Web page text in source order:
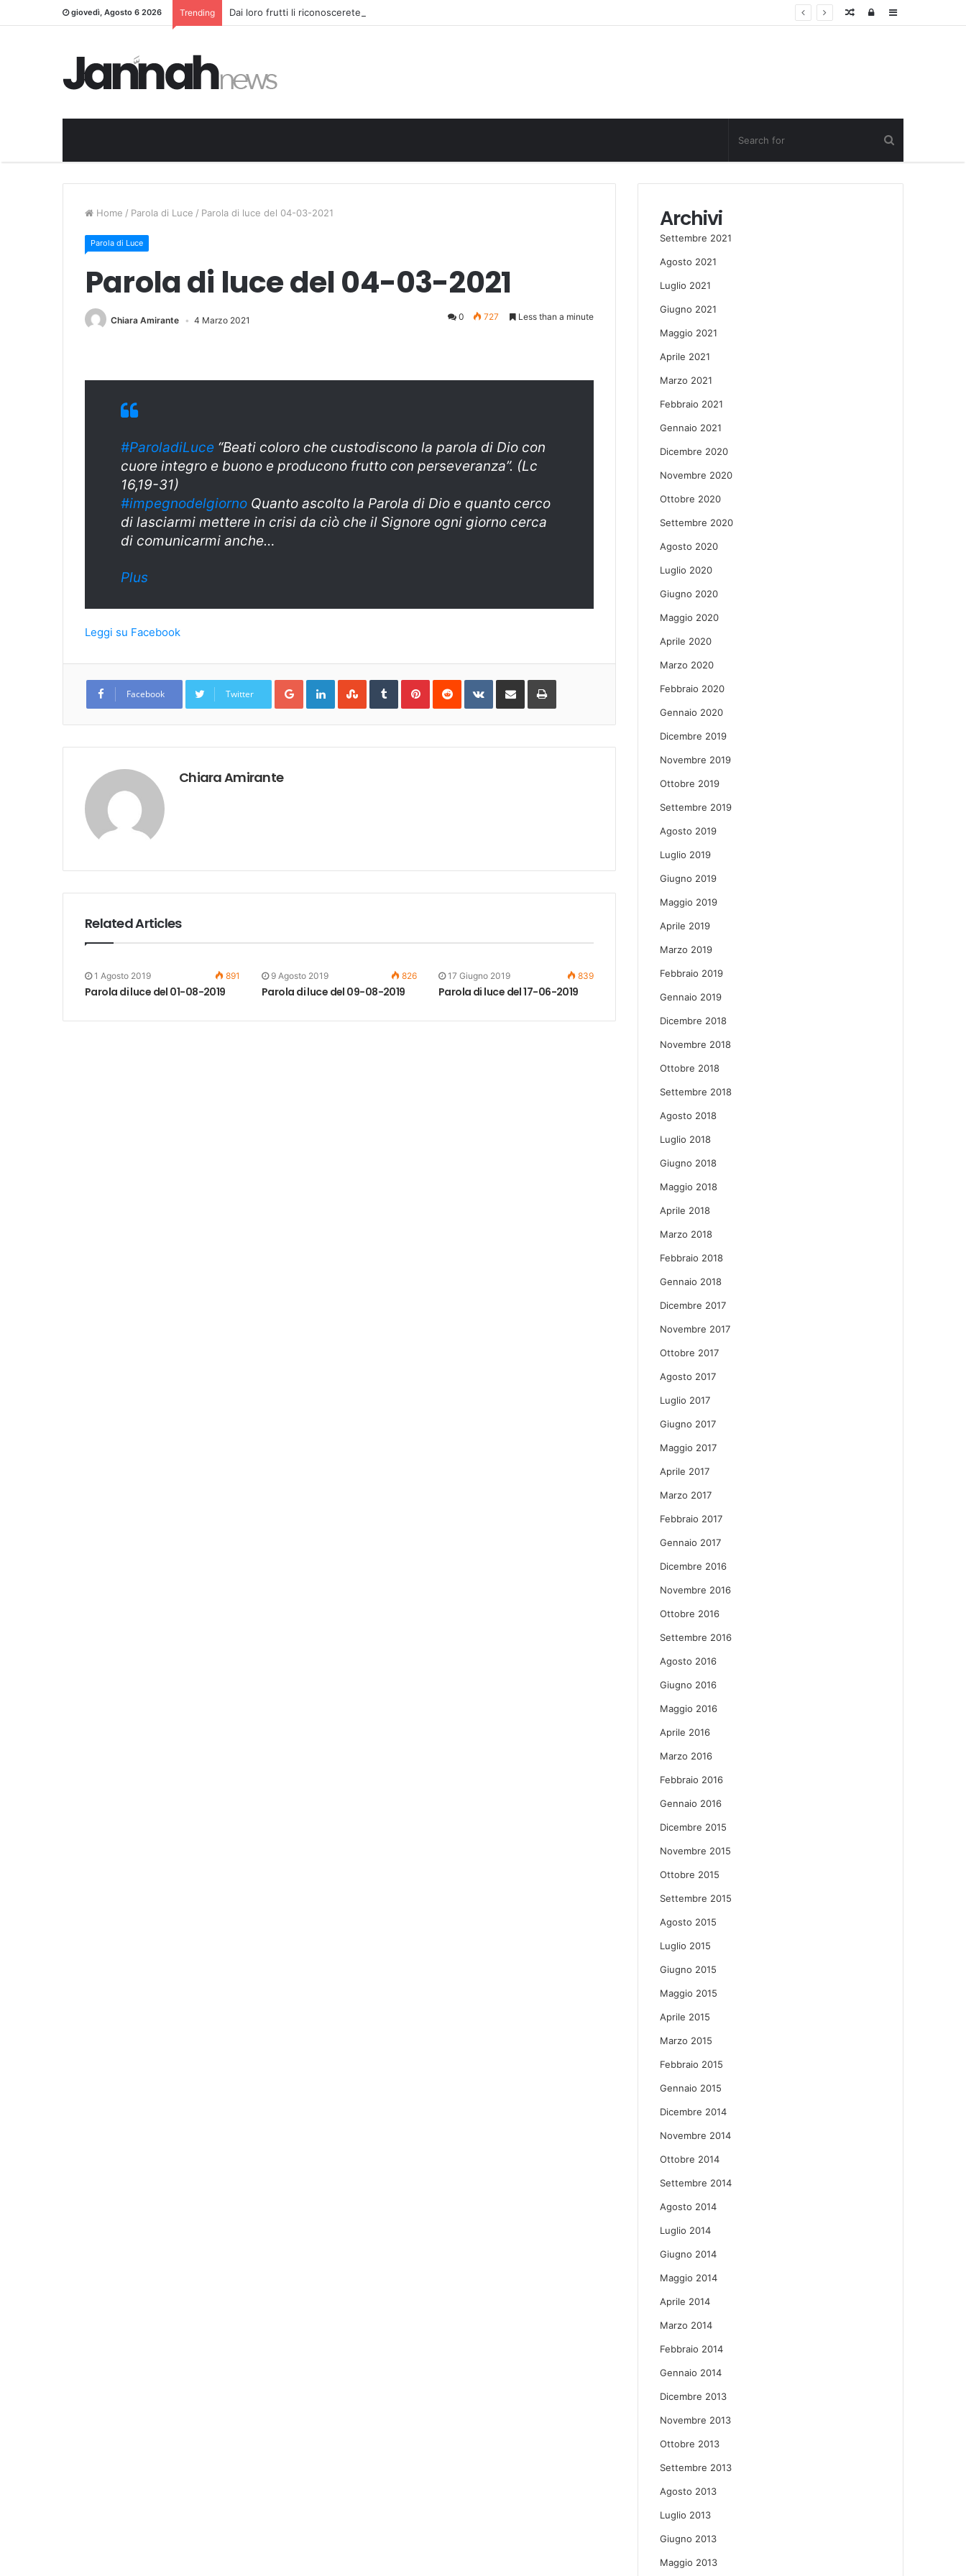
giovedì, Agosto 6 2026 Trending Dai loro frutti li riconoscerete Sidebar
Log
Random
Home / Parola di Luce / Parola di luce del 04-03-2021
Parola di Luce
Parola di luce del 04-03-2021
Chiara Amirante 4 Marzo 2021 0 727 Less than a minute
#ParoladiLuce “Beati coloro che custodiscono la parola di Dio con
cuore integro e buono e producono frutto con perseveranza”. (Lc
16,19-31)
#impegnodelgiorno Quanto ascolto la Parola di Dio e quanto cerco
di lasciarmi mettere in crisi da ciò che il Signore ogni giorno cerca
di comunicarmi anche…
Plus
Leggi su Facebook
Facebook Twitter
Google+LinkedInStumbleUpon
TumblrPinterestReddit VKontakteShare
Email
Print
Chiara Amirante
Related Articles
1 Agosto 2019 891
Parola di luce del 01-08-2019
9 Agosto 2019 826
Parola di luce del 09-08-2019
17 Giugno 2019 839
Parola di luce del 17-06-2019
Archivi
Settembre 2021
Agosto 2021
Luglio 2021
Giugno 2021
Maggio 2021
Aprile 2021
Marzo 2021
Febbraio 2021
Gennaio 2021
Dicembre 2020
Novembre 2020
Ottobre 2020
Settembre 2020
Agosto 2020
Luglio 2020
Giugno 2020
Maggio 2020
Aprile 2020
Marzo 2020
Febbraio 2020
Gennaio 2020
Dicembre 2019
Novembre 2019
Ottobre 2019
Settembre 2019
Agosto 2019
Luglio 2019
Giugno 2019
Maggio 2019
Aprile 2019
Marzo 2019
Febbraio 2019
Gennaio 2019
Dicembre 2018
Novembre 2018
Ottobre 2018
Settembre 2018
Agosto 2018
Luglio 2018
Giugno 2018
Maggio 2018
Aprile 2018
Marzo 2018
Febbraio 2018
Gennaio 2018
Dicembre 2017
Novembre 2017
Ottobre 2017
Agosto 2017
Luglio 2017
Giugno 2017
Maggio 2017
Aprile 2017
Marzo 2017
Febbraio 2017
Gennaio 2017
Dicembre 2016
Novembre 2016
Ottobre 2016
Settembre 2016
Agosto 2016
Giugno 2016
Maggio 2016
Aprile 2016
Marzo 2016
Febbraio 2016
Gennaio 2016
Dicembre 2015
Novembre 2015
Ottobre 2015
Settembre 2015
Agosto 2015
Luglio 2015
Giugno 2015
Maggio 2015
Aprile 2015
Marzo 2015
Febbraio 2015
Gennaio 2015
Dicembre 2014
Novembre 2014
Ottobre 2014
Settembre 2014
Agosto 2014
Luglio 2014
Giugno 2014
Maggio 2014
Aprile 2014
Marzo 2014
Febbraio 2014
Gennaio 2014
Dicembre 2013
Novembre 2013
Ottobre 2013
Settembre 2013
Agosto 2013
Luglio 2013
Giugno 2013
Maggio 2013